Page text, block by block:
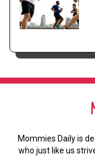
Mommies Daily is
who just like us